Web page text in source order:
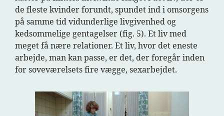
de fleste kvinder forundt, spundet ind i omsorgens
på samme tid vidunderlige livgivenhed og
kedsommelige gentagelser (fig. 5). Et liv med
meget få nære relationer. Et liv, hvor det eneste
arbejde, man kan passe, er det, der foregår inden
for soveværelsets fire vægge, sexarbejdet.